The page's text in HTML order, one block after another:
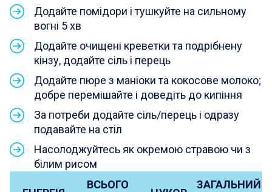
Додайте помідори і тушкуйте на сильному
вогні 5 хв
Додайте очищені креветки та подрібнену
кінзу, додайте сіль і перець
Додайте пюре з маніоки та кокосове молоко;
добре перемішайте і доведіть до кипіння
За потреби додайте сіль/перець і одразу
подавайте на стіл
Насолоджуйтесь як окремою стравою чи з
білим рисом
ВСЬОГО ЗАГАЛЬНИЙ